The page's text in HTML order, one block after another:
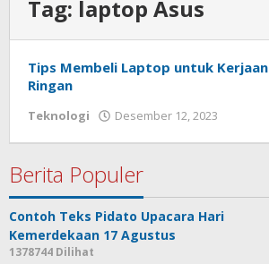
Tag: laptop Asus
Tips Membeli Laptop untuk Kerjaan
Ringan
Teknologi Desember 12, 2023
Berita Populer
Contoh Teks Pidato Upacara Hari
Kemerdekaan 17 Agustus
1378744 Dilihat